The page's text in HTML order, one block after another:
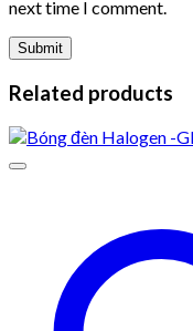
next time I comment.
Related products